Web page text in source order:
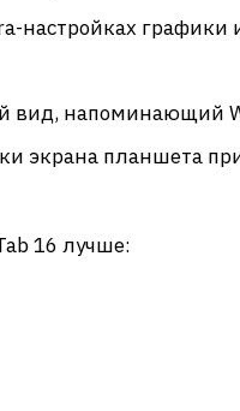
настройках графики
вид, напоминающий
экрана планшета
16 лучше: